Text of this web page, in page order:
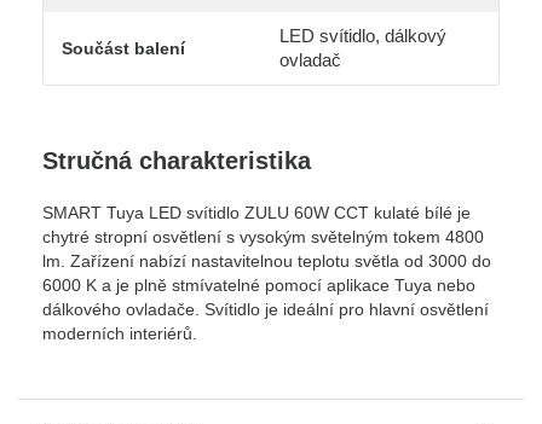
Součást balení
LED svítidlo, dálkový
ovladač
Stručná charakteristika
SMART Tuya LED svítidlo ZULU 60W CCT kulaté bílé je
chytré stropní osvětlení s vysokým světelným tokem 4800
lm. Zařízení nabízí nastavitelnou teplotu světla od 3000 do
6000 K a je plně stmívatelné pomocí aplikace Tuya nebo
dálkového ovladače. Svítidlo je ideální pro hlavní osvětlení
moderních interiérů.